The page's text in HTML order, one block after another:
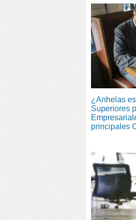
¿Anhelas
Superiores
principales